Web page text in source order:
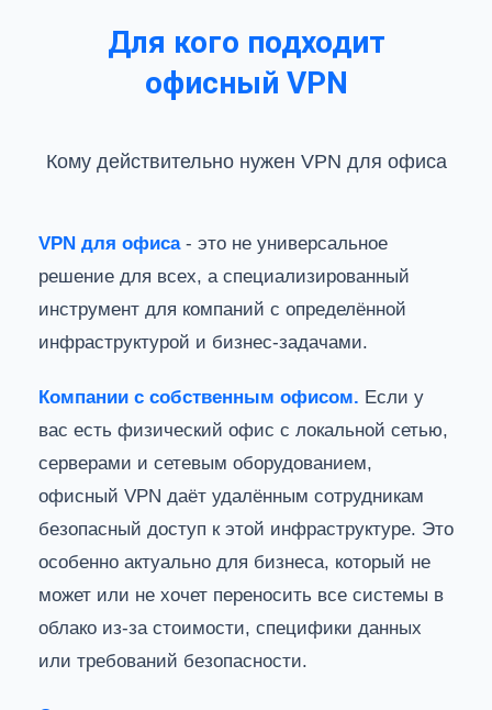
Для кого подходит
офисный VPN
Кому действительно нужен VPN для офиса
VPN для офиса- это не универсальное
решение для всех, а специализированный
инструмент для компаний с определённой
инфраструктурой и бизнес-задачами.
Компании с собственным офисом. Если у
вас есть физический офис с локальной сетью,
серверами и сетевым оборудованием,
офисный VPN даёт удалённым сотрудникам
безопасный доступ к этой инфраструктуре. Это
особенно актуально для бизнеса, который не
может или не хочет переносить все системы в
облако из-за стоимости, специфики данных
или требований безопасности.